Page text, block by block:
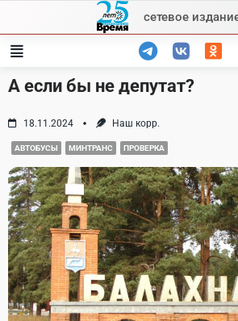
content
сетевое
А если бы не депутат?
18.11.2024 Наш корр.
АВТОБУСЫ МИНТРАНС ПРОВЕРКА